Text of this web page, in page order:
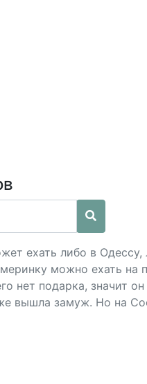
ехать либо в
можно ехать на
нет подарка, значит
вышла замуж. Но на